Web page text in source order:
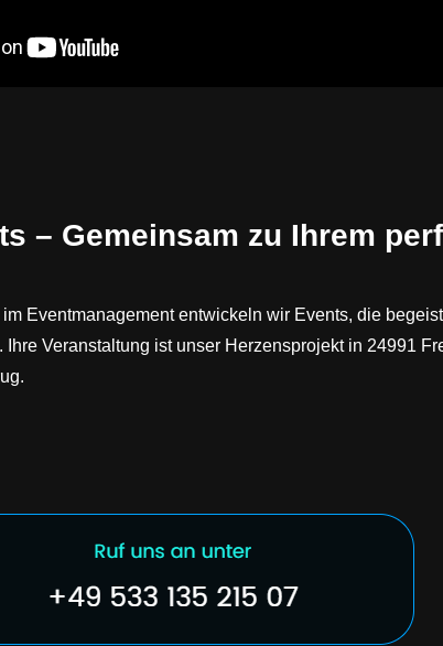
– Gemeinsam zu Ihrem
Eventmanagement entwickeln wir Events, die
Ihre Veranstaltung ist unser Herzensprojekt in 24991